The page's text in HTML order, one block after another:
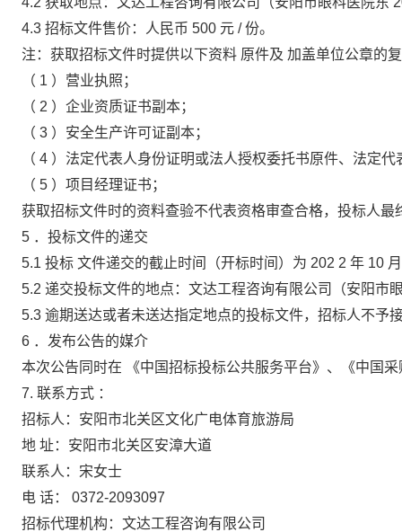
4.3 招标文件售价：人民币 500 元 /份。
注：获取招标文件时提供以下资料 原件及 加盖单位公章的
（ 1 ）营业执照；
（ 2 ）企业资质证书副本；
（ 3 ）安全生产许可证副本；
（ 4 ）法定代表人身份证明或法人授权委托书原件、法定
（ 5 ）项目经理证书；
获取招标文件时的资料查验不代表资格审查合格，投标人
5 ．投标文件的递交
5.1 投标 文件递交的截止时间（开标时间）为 202 2 年 10
5.2 递交投标文件的地点：文达工程咨询有限公司（安阳市
5.3 逾期送达或者未送达指定地点的投标文件，招标人不予
6 ．发布公告的媒介
本次公告同时在
《中国招标投标公共服务平台》、《中国
7. 联系方式 ：
招标人：安阳市北关区文化广电体育旅游局
地 址：安阳市北关区安漳大道
联系人：宋女士
电 话： 0372-2093097
招标代理机构：文达工程咨询有限公司